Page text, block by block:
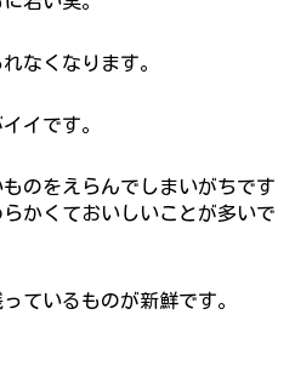
なくなります。
イです。
のをえらんでしまいがちです
かくておいしいことが多いで
ているものが新鮮です。